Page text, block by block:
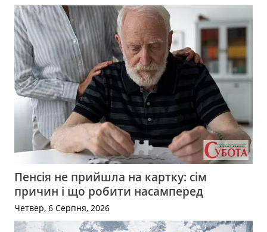
Пенсія не прийшла на картку: сім
причин і що робити насамперед
Четвер, 6 Серпня, 2026